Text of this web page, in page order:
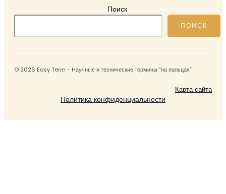
Поиск
ПОИСК
© 2026 Easy Term - Научные и технические термины “на пальцах”
Карта сайта
Политика конфиденциальности